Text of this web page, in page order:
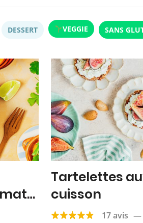
DESSERT VEGGIE SANS
Tartelettes
cuisson
17 avis —